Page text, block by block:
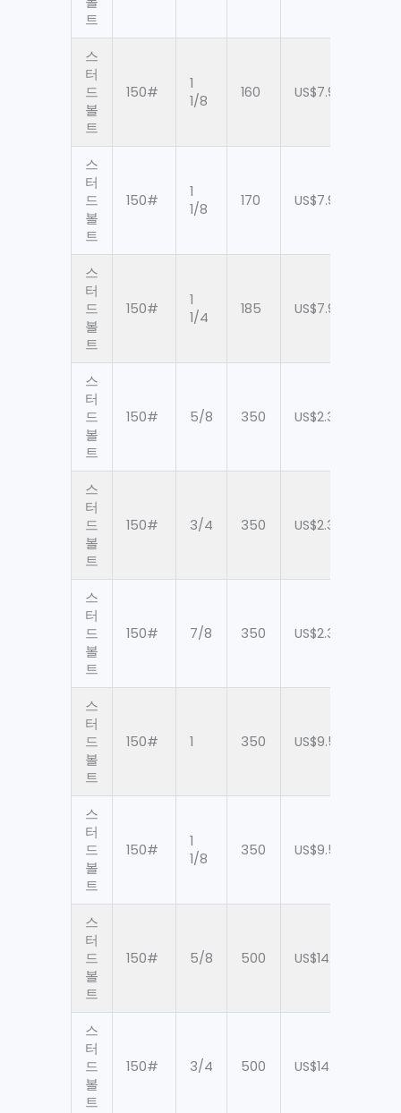
트
스
터
드
볼
트
150#
1
1/8
160 US$7.94
스
터
드
볼
트
150#
1
1/8
170 US$7.94
스
터
드
볼
트
150#
1
1/4
185 US$7.94
스
터
드
볼
트
150# 5/8 350 US$2.38
스
터
드
볼
트
150# 3/4 350 US$2.38
스
터
드
볼
트
150# 7/8 350 US$2.38
스
터
드
볼
트
150# 1 350 US$9.52
스
터
드
볼
트
150#
1
1/8
350 US$9.52
스
터
드
볼
트
150# 5/8 500 US$14.29
스
터
드
볼
트
150# 3/4 500 US$14.29